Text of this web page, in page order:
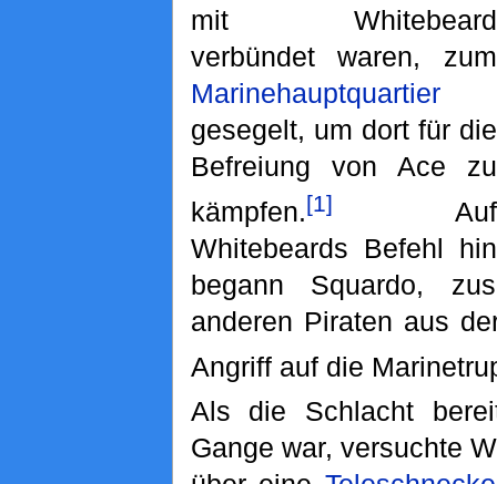
mit Whitebeard
verbündet waren, zum
Marinehauptquartier
gesegelt, um dort für die
Befreiung von Ace zu
kämpfen.[1]
Auf
Whitebeards Befehl hin
begann Squardo,
anderen Piraten aus
Angriff auf die
Als die Schlacht
Gange war, versuchte